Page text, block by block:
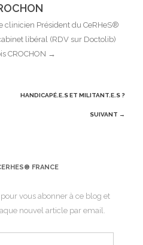
clinicien Président du CeRHeS®
libéral (RDV sur Doctolib)
CROCHON →
HANDICAPÉ.E.S ET MILITANT.E.S ?
SUIVANT →
FRANCE
vous abonner à ce blog et
nouvel article par email.